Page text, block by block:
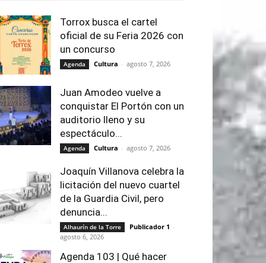
Torrox busca el cartel
oficial de su Feria 2026 con
un concurso
Agenda Cultura - agosto 7, 2026
Juan Amodeo vuelve a
conquistar El Portón con un
auditorio lleno y su
espectáculo...
Agenda Cultura - agosto 7, 2026
Joaquín Villanova celebra la
licitación del nuevo cuartel
de la Guardia Civil, pero
denuncia...
Alhaurín de la Torre Publicador 1 -
agosto 6, 2026
Agenda 103 | Qué hacer